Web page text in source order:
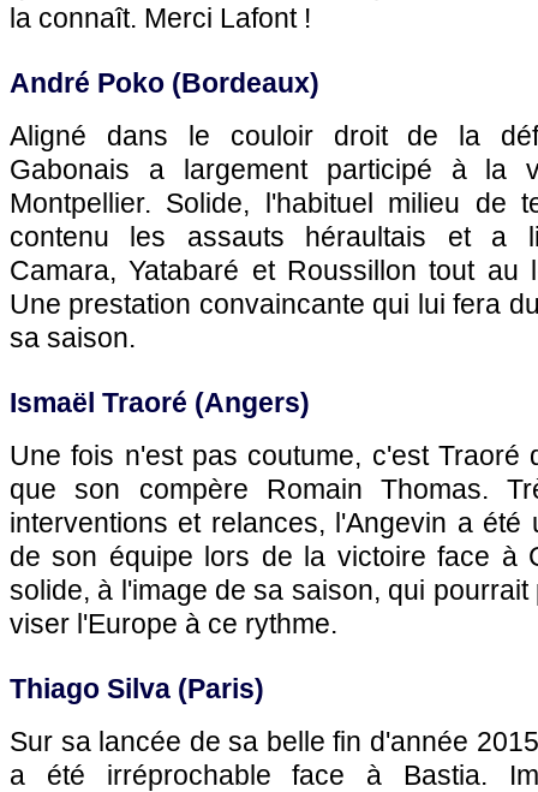
la connaît. Merci Lafont !
André Poko (Bordeaux)
Aligné dans le couloir droit de la
Gabonais a largement participé à la
Montpellier. Solide, l'habituel milieu de
contenu les assauts héraultais et a
Camara, Yatabaré et Roussillon tout au
Une prestation convaincante qui lui fera
sa saison.
Ismaël Traoré (Angers)
Une fois n'est pas coutume, c'est Traoré
que son compère Romain Thomas.
interventions et relances, l'Angevin a été
de son équipe lors de la victoire face à
solide, à l'image de sa saison, qui
viser l'Europe à ce rythme.
Thiago Silva (Paris)
Sur sa lancée de sa belle fin d'année
a été irréprochable face à Bastia.